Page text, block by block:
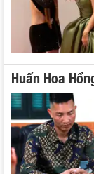
Huấn Hoa